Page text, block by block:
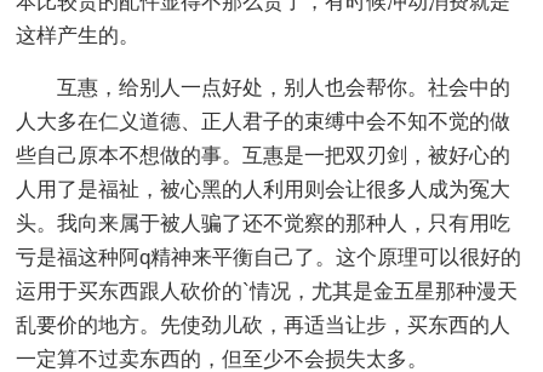
这样产生的。
互惠，给别人一点好处，别人也会帮你。社会中的
人大多在仁义道德、正人君子的束缚中会不知不觉的做
些自己原本不想做的事。互惠是一把双刃剑，被好心的
人用了是福祉，被心黑的人利用则会让很多人成为冤大
头。我向来属于被人骗了还不觉察的那种人，只有用吃
亏是福这种阿q精神来平衡自己了。这个原理可以很好的
运用于买东西跟人砍价的`情况，尤其是金五星那种漫天
乱要价的地方。先使劲儿砍，再适当让步，买东西的人
一定算不过卖东西的，但至少不会损失太多。